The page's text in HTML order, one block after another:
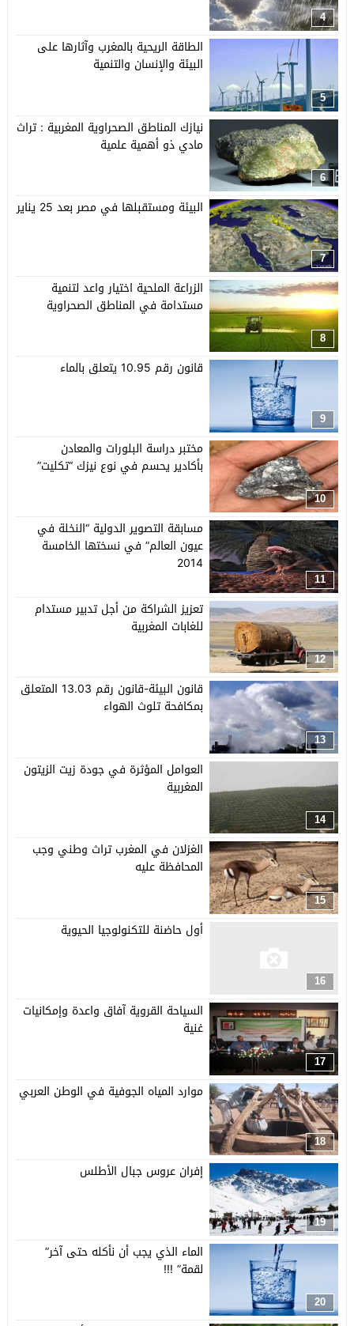
4
5
الطاقة الريحية بالمغرب وآثارها على
البيئة والإنسان والتنمية
6
نيازك المناطق الصحراوية المغربية : تراث
مادي ذو أهمية علمية
7
البيئة ومستقبلها في مصر بعد 25 يناير
8
الزراعة الملحية اختيار واعد لتنمية
مستدامة في المناطق الصحراوية
9
قانون رقم 10.95 يتعلق بالماء
10
مختبر دراسة البلورات والمعادن
بأكادير يحسم في نوع نيزك “تكليت”
11
مسابقة التصوير الدولية “النخلة في
عيون العالم” في نسختها الخامسة
2014
12
تعزيز الشراكة من أجل تدبير مستدام
للغابات المغربية
13
قانون البيئة-قانون رقم 13.03 المتعلق
بمكافحة تلوث الهواء
14
العوامل المؤثرة في جودة زيت الزيتون
المغربية
15
الغزلان في المغرب تراث وطني وجب
المحافظة عليه
16
أول حاضنة للتكنولوجيا الحيوية
17
السياحة القروية آفاق واعدة وإمكانيات
غنية
18
موارد المياه الجوفية في الوطن العربي
19
إفران عروس جبال الأطلس
20
الماء الذي يجب أن نأكله حتى آخر”
لقمة” !!!